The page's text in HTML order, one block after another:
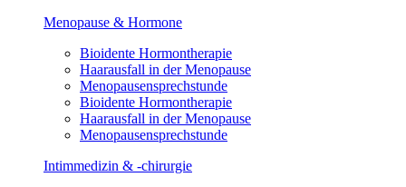
Menopause & Hormone
Bioidente Hormontherapie
Haarausfall in der Menopause
Menopausensprechstunde
Bioidente Hormontherapie
Haarausfall in der Menopause
Menopausensprechstunde
Intimmedizin & -chirurgie